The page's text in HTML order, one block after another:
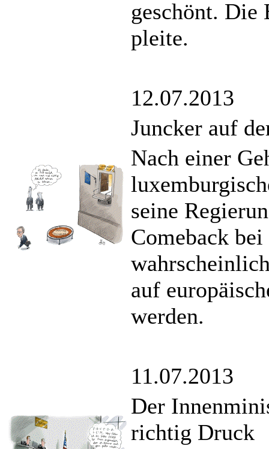
geschönt.
pleite.
12.07.2013
Juncker auf
Nach einer
seine
Comeback
auf
werden.
11.07.2013
Der
richtig Druck